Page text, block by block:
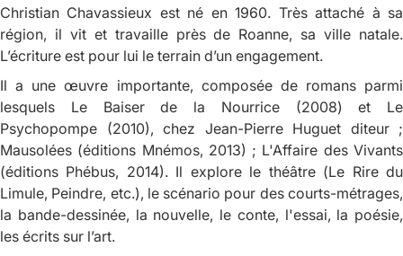
Christian Chavassieux est né en 1960. Très attaché à sa
région, il vit et travaille près de Roanne, sa ville natale.
L’écriture est pour lui le terrain d’un engagement.
Il a une œuvre importante, composée de romans parmi
lesquels Le Baiser de la Nourrice (2008) et Le
Psychopompe (2010), chez Jean-Pierre Huguet diteur ;
Mausolées (éditions Mnémos, 2013) ; L'Affaire des Vivants
(éditions Phébus, 2014). Il explore le théâtre (Le Rire du
Limule, Peindre, etc.), le scénario pour des courts-métrages,
la bande-dessinée, la nouvelle, le conte, l'essai, la poésie,
les écrits sur l’art.